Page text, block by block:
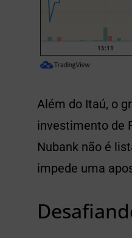
Além do Itaú, o
investimento de
Nubank não é
impede uma